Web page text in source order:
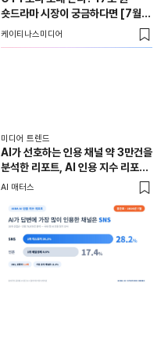
숏드라마 시장이 궁금하다면 [7월
디지털 미디어&마케팅 이슈]
케이티나스미디어
미디어 트렌드
AI가 선호하는 인용 채널 약 3만건을
분석한 리포트, AI 인용 지수 리포트
7월호
AI 매터스